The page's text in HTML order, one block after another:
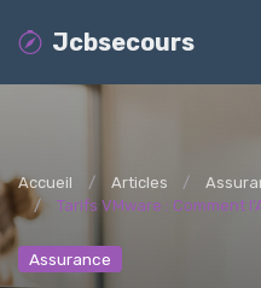
Jcbsecours
Accueil Articles
Tarifs VMware : Comment
Assurance